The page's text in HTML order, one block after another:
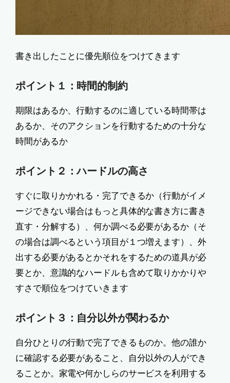
書き出したことに優先順位をつけてきます
ポイント１：時間的制約
期限はあるか、行動するのに適している時間帯は
あるか、そのアクションを行動するための十分な
時間があるか
ポイント２：ハードルの高さ
すぐに取りかかれる・完了できるか（行動がイメ
ージできない場合はもっと具体的な書き方に書き
直す・分解する）、何か調べる必要があるか（そ
の場合は調べるという項目が１つ増えます）、外
出する必要があるとかそれをするための道具が必
要とか、意識的なハードルも含めて取りかかりや
すさで順位をつけていきます
ポイント３：自分以外が関わるか
自分ひとりの行動で完了できるものか。他の誰か
に確認する必要があること、自分以外の人ができ
ることか。家電や何かしらのサービスを利用する